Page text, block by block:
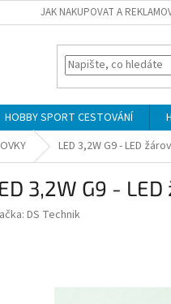
JAK NAKUPOVAT A
HOBBY SPORT CESTOVÁNÍ
LED 3,2W G9 - LED
3,2W G9 -
DS Technik